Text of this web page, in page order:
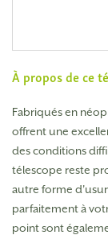
À propos de ce
Fabriqués en
offrent une
des conditions
télescope reste
autre forme
parfaitement à
point sont